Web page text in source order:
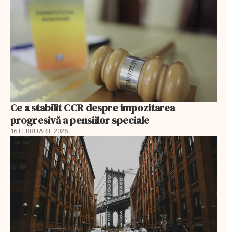
Ce a stabilit CCR despre impozitarea
progresivă a pensiilor speciale
16 FEBRUARIE 2026